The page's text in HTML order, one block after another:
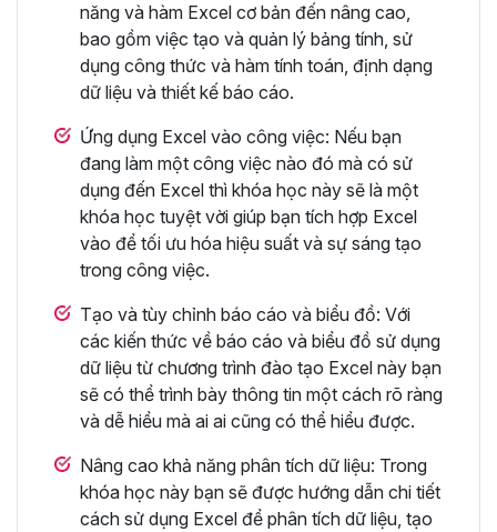
năng và hàm Excel cơ bản đến nâng cao,
bao gồm việc tạo và quản lý bảng tính, sử
dụng công thức và hàm tính toán, định dạng
dữ liệu và thiết kế báo cáo.
Ứng dụng Excel vào công việc: Nếu bạn
đang làm một công việc nào đó mà có sử
dụng đến Excel thì khóa học này sẽ là một
khóa học tuyệt vời giúp bạn tích hợp Excel
vào để tối ưu hóa hiệu suất và sự sáng tạo
trong công việc.
Tạo và tùy chỉnh báo cáo và biểu đồ: Với
các kiến thức về báo cáo và biểu đồ sử dụng
dữ liệu từ chương trình đào tạo Excel này bạn
sẽ có thể trình bày thông tin một cách rõ ràng
và dễ hiểu mà ai ai cũng có thể hiểu được.
Nâng cao khả năng phân tích dữ liệu: Trong
khóa học này bạn sẽ được hướng dẫn chi tiết
cách sử dụng Excel để phân tích dữ liệu, tạo